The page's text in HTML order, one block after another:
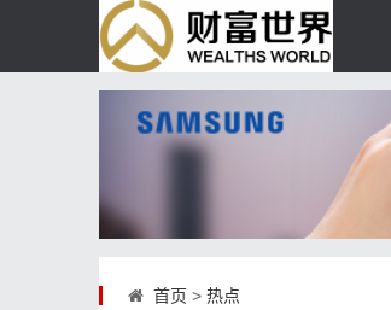
首页 > 热点